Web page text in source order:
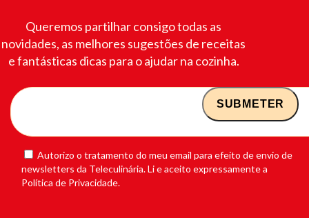
Queremos partilhar consigo todas as
novidades, as melhores sugestões de receitas
e fantásticas dicas para o ajudar na cozinha.
Autorizo o tratamento do meu email para efeito de envio de
newsletters da Teleculinária. Li e aceito expressamente a
Política de Privacidade.